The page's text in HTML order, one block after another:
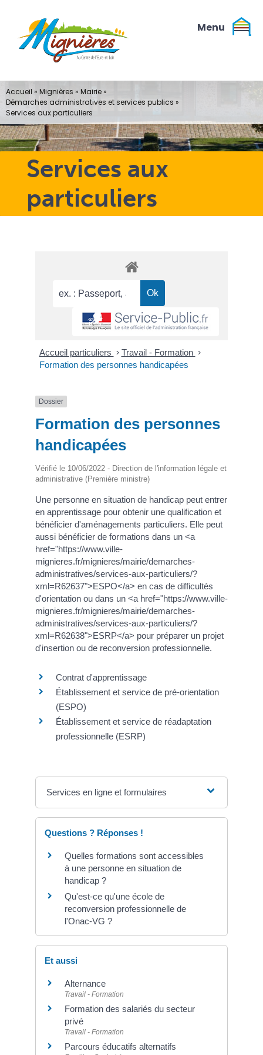
contenu
Services aux
particuliers
Accueil » Mignières » Mairie»
Démarches administratives et services publics »
Services aux particuliers
Accueil particuliers > Travail - Formation >
Formation des personnes handicapées
Dossier
Formation des personnes
handicapées
Vérifié le 10/06/2022 - Direction de l'information légale et
administrative (Première ministre)
Une personne en situation de handicap peut entrer
en apprentissage pour obtenir une qualification et
bénéficier d'aménagements particuliers. Elle peut
aussi bénéficier de formations dans un <a
href="https://www.ville-
mignieres.fr/mignieres/mairie/demarches-
administratives/services-aux-particuliers/?
xml=R62637">ESPO</a> en cas de difficultés
d'orientation ou dans un <a href="https://www.ville-
mignieres.fr/mignieres/mairie/demarches-
administratives/services-aux-particuliers/?
xml=R62638">ESRP</a> pour préparer un projet
d'insertion ou de reconversion professionnelle.
Contrat d'apprentissage
Établissement et service de pré-orientation
(ESPO)
Établissement et service de réadaptation
professionnelle (ESRP)
Services en ligne et formulaires
Questions ? Réponses !
Quelles formations sont accessibles
à une personne en situation de
handicap ?
Qu'est-ce qu'une école de
reconversion professionnelle de
l'Onac-VG ?
Et aussi
Alternance
Travail - Formation
Formation des salariés du secteur
privé
Travail - Formation
Parcours éducatifs alternatifs